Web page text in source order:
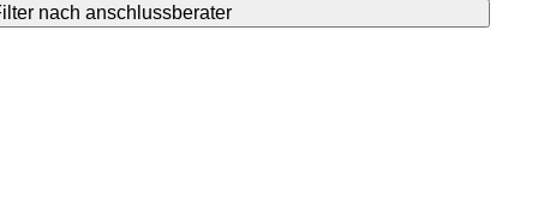
nach anschlussberater